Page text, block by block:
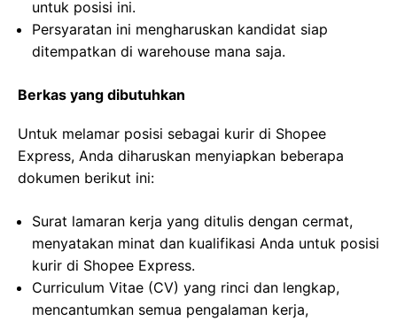
untuk posisi ini.
Persyaratan ini mengharuskan kandidat siap
ditempatkan di warehouse mana saja.
Berkas yang dibutuhkan
Untuk melamar posisi sebagai kurir di Shopee
Express, Anda diharuskan menyiapkan beberapa
dokumen berikut ini:
Surat lamaran kerja yang ditulis dengan cermat,
menyatakan minat dan kualifikasi Anda untuk posisi
kurir di Shopee Express.
Curriculum Vitae (CV) yang rinci dan lengkap,
mencantumkan semua pengalaman kerja,